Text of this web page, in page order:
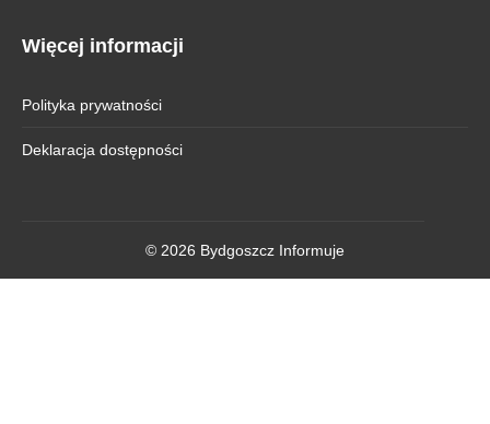
Więcej informacji
Polityka prywatności
Deklaracja dostępności
© 2026 Bydgoszcz Informuje